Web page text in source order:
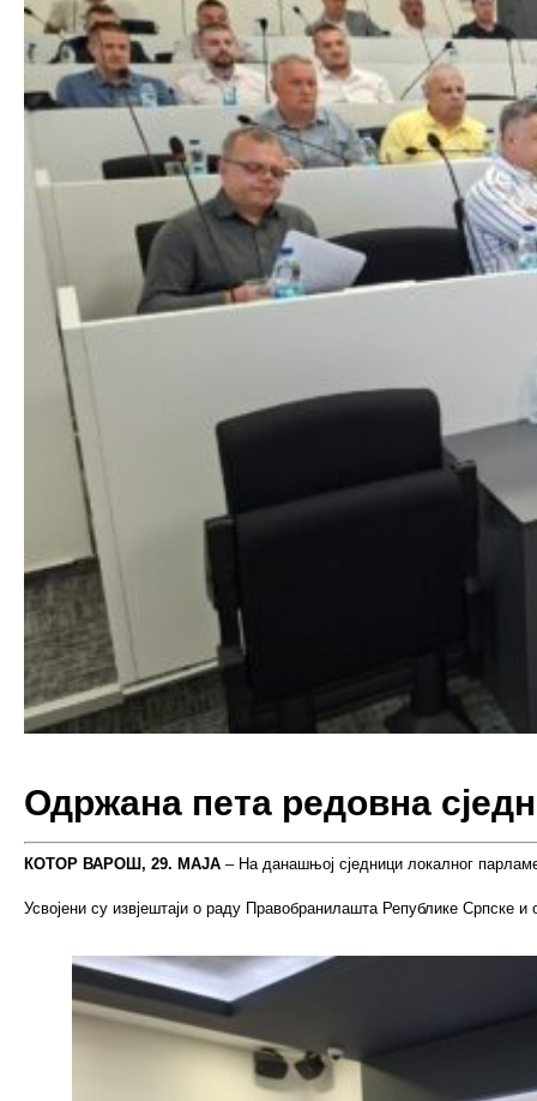
Одржана пета редовна
КОТОР ВАРОШ, 29. МАЈА – На данашњој сједници локалног
Усвојени су извјештаји о раду Правобранилашта Републике Српске